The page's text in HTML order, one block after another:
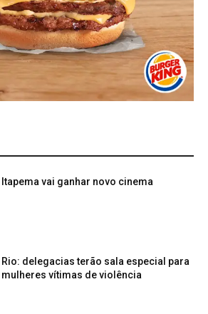
Itapema vai ganhar novo cinema
Rio: delegacias terão sala especial para
mulheres vítimas de violência